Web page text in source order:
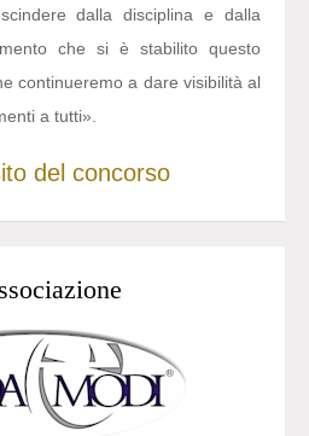
dalla disciplina e dalla
che si è stabilito questo
continueremo a dare visibilità al
a tutti».
del concorso